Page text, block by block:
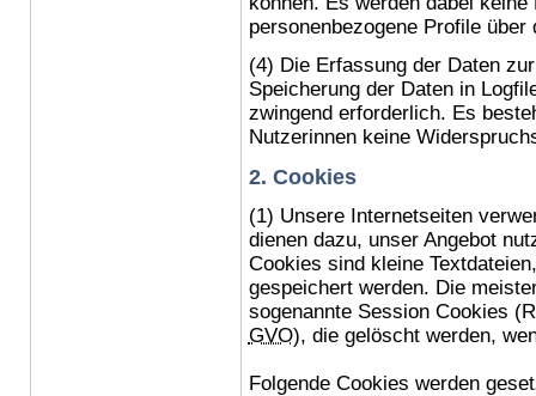
personenbezogene Profile
(4) Die Erfassung der Daten
Speicherung der Daten in
zwingend erforderlich. Es
Nutzerinnen keine
2. Cookies
(1) Unsere Internetseiten
dienen dazu, unser Angebot
Cookies sind kleine
gespeichert werden. Die
sogenannte Session Cookies
GVO), die gelöscht werden,
Folgende Cookies werden